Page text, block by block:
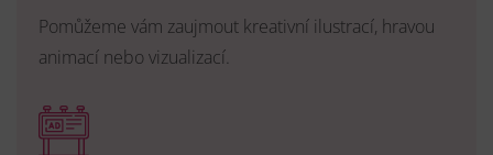
Pomůžeme vám zaujmout kreativní ilustrací, hravou
animací nebo vizualizací.